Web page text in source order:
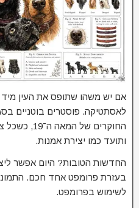
אם יש משהו שתופס את העין מיד
לאסתטיקה. פוסטרים בוטניים
החוקרים של
ותועד כמו יצירת אמנות.
החדשות הטובות? היום אפשר
בעזרת פרומפט אחד חכם.
לשימוש בפרומפט.